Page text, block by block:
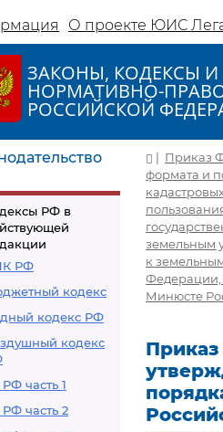
О проекте ЮИС
ЗАКОНЫ, КОДЕКСЫ И
НОРМАТИВНО-
РОССИЙСКОЙ
РФ в
РФ
кодекс
кодекс РФ
кодекс
часть 1
РФ часть 2
| Приказ
формата и
земельным
к
Федерации,
Минюсте
Приказ